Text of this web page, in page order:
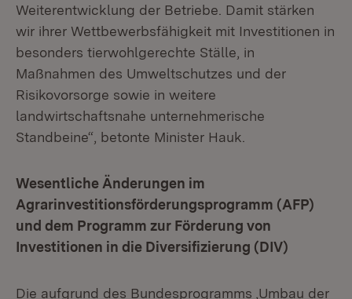
Weiterentwicklung der Betriebe. Damit stärken
wir ihrer Wettbewerbsfähigkeit mit Investitionen in
besonders tierwohlgerechte Ställe, in
Maßnahmen des Umweltschutzes und der
Risikovorsorge sowie in weitere
landwirtschaftsnahe unternehmerische
Standbeine“, betonte Minister Hauk.
Wesentliche Änderungen im
Agrarinvestitionsförderungsprogramm (AFP)
und dem Programm zur Förderung von
Investitionen in die Diversifizierung (DIV)
Die aufgrund des Bundesprogramms ‚Umbau der